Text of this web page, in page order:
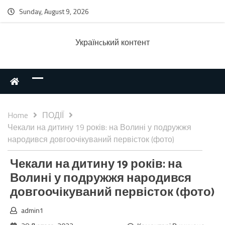
Sunday, August 9, 2026
Українcький контент
Home
ПОДІЇ
Чекали на дитину 19 років: на Волині у подружжя
народився довгоочікуваний первісток (фото)
Чекали на дитину 19 років: на
Волині у подружжя народився
довгоочікуваний первісток (фото)
admin1